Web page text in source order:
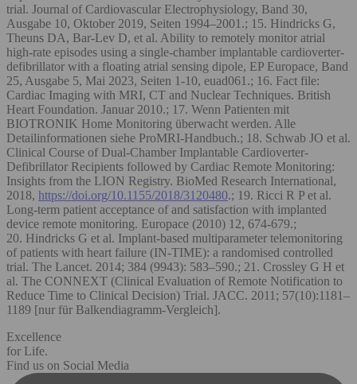
trial. Journal of Cardiovascular Electrophysiology, Band 30,
Ausgabe 10, Oktober 2019, Seiten 1994–2001.; 15. Hindricks G,
Theuns DA, Bar-Lev D, et al. Ability to remotely monitor atrial
high-rate episodes using a single-chamber implantable cardioverter-
defibrillator with a floating atrial sensing dipole, EP Europace, Band
25, Ausgabe 5, Mai 2023, Seiten 1-10, euad061.; 16. Fact file:
Cardiac Imaging with MRI, CT and Nuclear Techniques. British
Heart Foundation. Januar 2010.; 17. Wenn Patienten mit
BIOTRONIK Home Monitoring überwacht werden. Alle
Detailinformationen siehe ProMRI-Handbuch.; 18. Schwab JO et al.
Clinical Course of Dual-Chamber Implantable Cardioverter-
Defibrillator Recipients followed by Cardiac Remote Monitoring:
Insights from the LION Registry. BioMed Research International,
2018, https://doi.org/10.1155/2018/3120480.; 19. Ricci R P et al.
Long-term patient acceptance of and satisfaction with implanted
device remote monitoring. Europace (2010) 12, 674-679.;
20. Hindricks G et al. Implant-based multiparameter telemonitoring
of patients with heart failure (IN-TIME): a randomised controlled
trial. The Lancet. 2014; 384 (9943): 583–590.; 21. Crossley G H et
al. The CONNEXT (Clinical Evaluation of Remote Notification to
Reduce Time to Clinical Decision) Trial. JACC. 2011; 57(10):1181–
1189 [nur für Balkendiagramm-Vergleich].
Excellence
for Life.
Find us on Social Media